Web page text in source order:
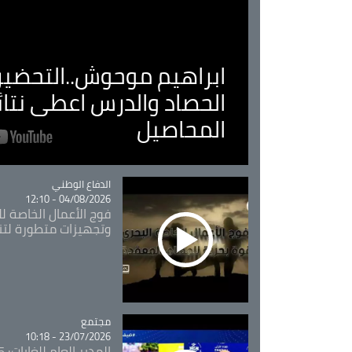
ابراهيم
الحصاد والدرس اعطى
المحاصيل
Catégorie
الدفاع الوطني
04/08/2026 - 12:10
فوج الأعمال الخاصة
وتجهيزات متطورة
Catégorie
مجتمع
23/07/2026 - 10:18